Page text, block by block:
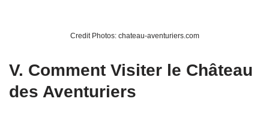
Credit Photos: chateau-aventuriers.com
V. Comment Visiter le Château
des Aventuriers